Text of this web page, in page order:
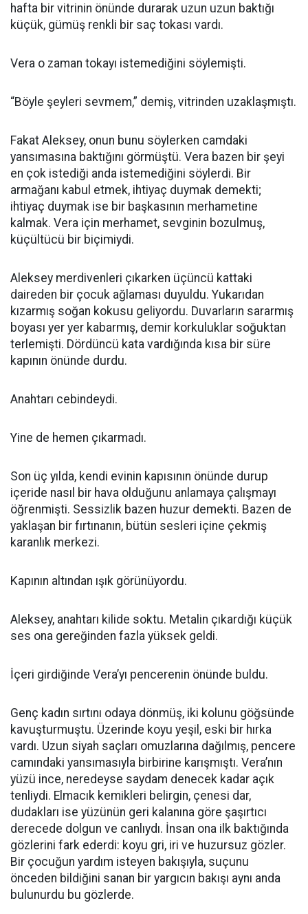
hafta bir vitrinin önünde durarak uzun uzun baktığı
küçük, gümüş renkli bir saç tokası vardı.
Vera o zaman tokayı istemediğini söylemişti.
“Böyle şeyleri sevmem,” demiş, vitrinden uzaklaşmıştı.
Fakat Aleksey, onun bunu söylerken camdaki
yansımasına baktığını görmüştü. Vera bazen bir şeyi
en çok istediği anda istemediğini söylerdi. Bir
armağanı kabul etmek, ihtiyaç duymak demekti;
ihtiyaç duymak ise bir başkasının merhametine
kalmak. Vera için merhamet, sevginin bozulmuş,
küçültücü bir biçimiydi.
Aleksey merdivenleri çıkarken üçüncü kattaki
daireden bir çocuk ağlaması duyuldu. Yukarıdan
kızarmış soğan kokusu geliyordu. Duvarların sararmış
boyası yer yer kabarmış, demir korkuluklar soğuktan
terlemişti. Dördüncü kata vardığında kısa bir süre
kapının önünde durdu.
Anahtarı cebindeydi.
Yine de hemen çıkarmadı.
Son üç yılda, kendi evinin kapısının önünde durup
içeride nasıl bir hava olduğunu anlamaya çalışmayı
öğrenmişti. Sessizlik bazen huzur demekti. Bazen de
yaklaşan bir fırtınanın, bütün sesleri içine çekmiş
karanlık merkezi.
Kapının altından ışık görünüyordu.
Aleksey, anahtarı kilide soktu. Metalin çıkardığı küçük
ses ona gereğinden fazla yüksek geldi.
İçeri girdiğinde Vera’yı pencerenin önünde buldu.
Genç kadın sırtını odaya dönmüş, iki kolunu göğsünde
kavuşturmuştu. Üzerinde koyu yeşil, eski bir hırka
vardı. Uzun siyah saçları omuzlarına dağılmış, pencere
camındaki yansımasıyla birbirine karışmıştı. Vera’nın
yüzü ince, neredeyse saydam denecek kadar açık
tenliydi. Elmacık kemikleri belirgin, çenesi dar,
dudakları ise yüzünün geri kalanına göre şaşırtıcı
derecede dolgun ve canlıydı. İnsan ona ilk baktığında
gözlerini fark ederdi: koyu gri, iri ve huzursuz gözler.
Bir çocuğun yardım isteyen bakışıyla, suçunu
önceden bildiğini sanan bir yargıcın bakışı aynı anda
bulunurdu bu gözlerde.